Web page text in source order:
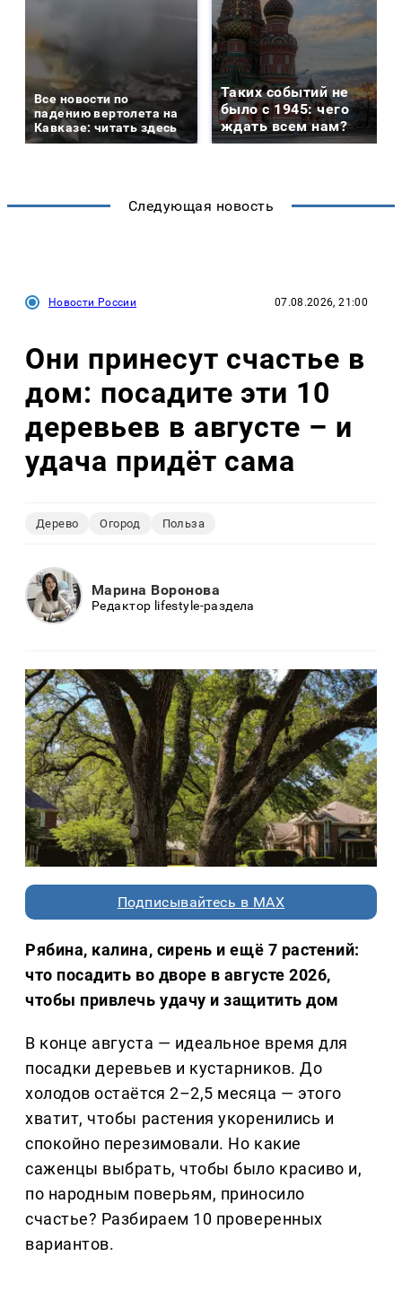
Все новости по
падению вертолета на
Кавказе: читать здесь
Таких событий не
было с 1945: чего
ждать всем нам?
Следующая новость
Новости России 07.08.2026, 21:00
Они принесут счастье в
дом: посадите эти 10
деревьев в августе – и
удача придёт сама
Дерево Огород Польза
Марина Воронова
Редактор lifestyle-раздела
Подписывайтесь в MAX
Рябина, калина, сирень и ещё 7 растений:
что посадить во дворе в августе 2026,
чтобы привлечь удачу и защитить дом
В конце августа — идеальное время для
посадки деревьев и кустарников. До
холодов остаётся 2–2,5 месяца — этого
хватит, чтобы растения укоренились и
спокойно перезимовали. Но какие
саженцы выбрать, чтобы было красиво и,
по народным поверьям, приносило
счастье? Разбираем 10 проверенных
вариантов.